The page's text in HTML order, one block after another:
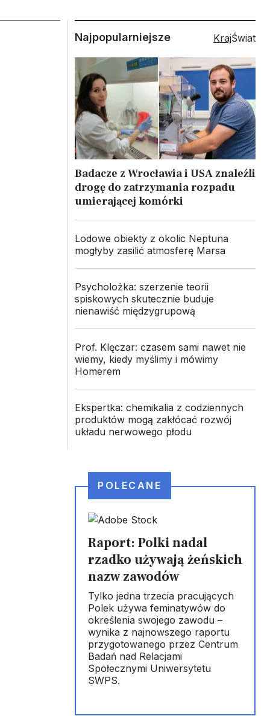
Najpopularniejsze KrajŚwiat
Badacze z Wrocławia i USA znaleźli
drogę do zatrzymania rozpadu
umierającej komórki
Lodowe obiekty z okolic Neptuna
mogłyby zasilić atmosferę Marsa
Psycholożka: szerzenie teorii
spiskowych skutecznie buduje
nienawiść międzygrupową
Prof. Klęczar: czasem sami nawet nie
wiemy, kiedy myślimy i mówimy
Homerem
Ekspertka: chemikalia z codziennych
produktów mogą zakłócać rozwój
układu nerwowego płodu
POLECANE
Raport: Polki nadal
rzadko używają żeńskich
nazw zawodów
Tylko jedna trzecia pracujących
Polek używa feminatywów do
określenia swojego zawodu –
wynika z najnowszego raportu
przygotowanego przez Centrum
Badań nad Relacjami
Społecznymi Uniwersytetu
SWPS.